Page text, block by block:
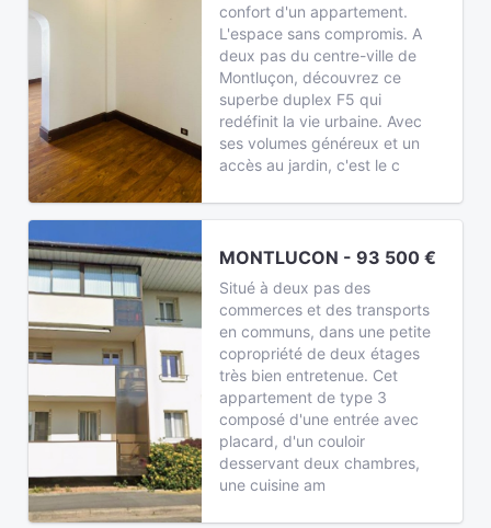
confort d'un appartement.
L'espace sans compromis. A
deux pas du centre-ville de
Montluçon, découvrez ce
superbe duplex F5 qui
redéfinit la vie urbaine. Avec
ses volumes généreux et un
accès au jardin, c'est le c
MONTLUCON - 93 500 €
Situé à deux pas des
commerces et des transports
en communs, dans une petite
copropriété de deux étages
très bien entretenue. Cet
appartement de type 3
composé d'une entrée avec
placard, d'un couloir
desservant deux chambres,
une cuisine am